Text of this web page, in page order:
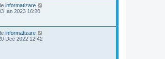
informatizare
Ian 2023 16:20
informatizare
Dec 2022 12:42